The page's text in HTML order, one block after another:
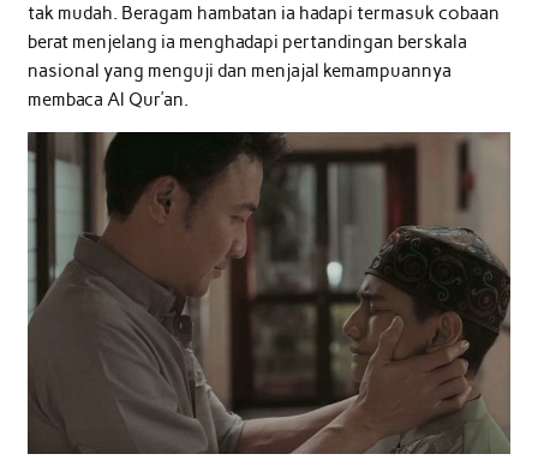
tak mudah. Beragam hambatan ia hadapi termasuk cobaan
berat menjelang ia menghadapi pertandingan berskala
nasional yang menguji dan menjajal kemampuannya
membaca Al Qur’an.